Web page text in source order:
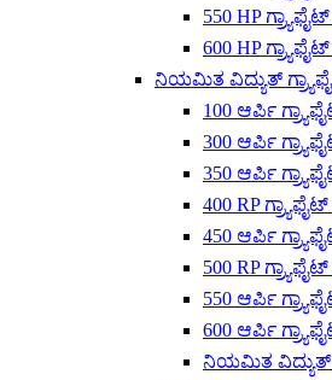
550 HP
600 HP
ನಿಯಮಿತ ವಿದ್ಯುತ್
100 ಆರ್ಪಿ
300 ಆರ್ಪಿ
350 ಆರ್ಪಿ
400 RP ಗ್ರ್ಯಾಫೈಟ್
450 ಆರ್ಪಿ
500 RP ಗ್ರ್ಯಾಫೈಟ್
550 ಆರ್ಪಿ
600 ಆರ್ಪಿ
ನಿಯಮಿತ ವಿದ್ಯುತ್